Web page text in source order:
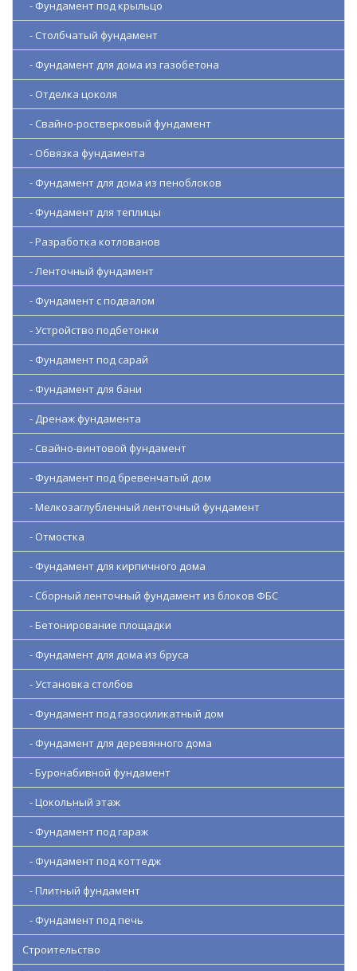
- Фундамент под крыльцо
- Столбчатый фундамент
- Фундамент для дома из газобетона
- Отделка цоколя
- Свайно-ростверковый фундамент
- Обвязка фундамента
- Фундамент для дома из пеноблоков
- Фундамент для теплицы
- Разработка котлованов
- Ленточный фундамент
- Фундамент с подвалом
- Устройство подбетонки
- Фундамент под сарай
- Фундамент для бани
- Дренаж фундамента
- Свайно-винтовой фундамент
- Фундамент под бревенчатый дом
- Мелкозаглубленный ленточный фундамент
- Отмостка
- Фундамент для кирпичного дома
- Сборный ленточный фундамент из блоков ФБС
- Бетонирование площадки
- Фундамент для дома из бруса
- Установка столбов
- Фундамент под газосиликатный дом
- Фундамент для деревянного дома
- Буронабивной фундамент
- Цокольный этаж
- Фундамент под гараж
- Фундамент под коттедж
- Плитный фундамент
- Фундамент под печь
Строительство